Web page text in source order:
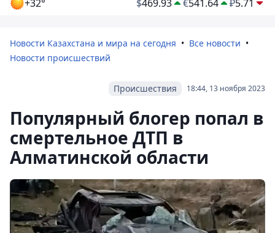
+32° $469.93 €541.64 ₽5.71
Новости Казахстана и мира на сегодня
Все новости
Новости происшествий
18:44, 13 ноября 2023
Происшествия
Популярный блогер попал в
смертельное ДТП в
Алматинской области